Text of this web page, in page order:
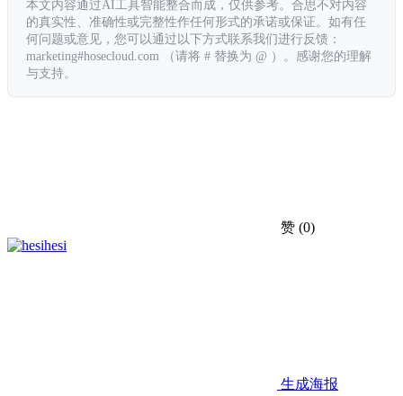
本文内容通过AI工具智能整合而成，仅供参考。合思不对内容
的真实性、准确性或完整性作任何形式的承诺或保证。如有任
何问题或意见，您可以通过以下方式联系我们进行反馈：
marketing#hosecloud.com （请将 # 替换为 @ ）。感谢您的理解
与支持。
赞 (0)
hesi
生成海报